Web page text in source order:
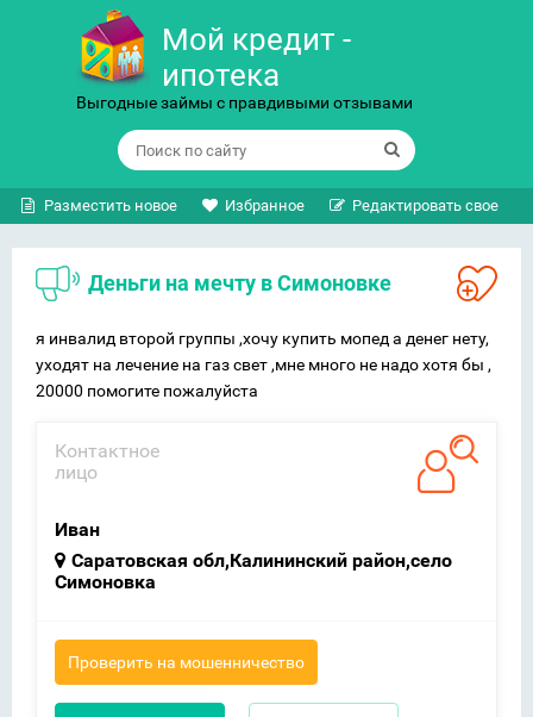
Мой кредит -
ипотека
Выгодные займы с правдивыми отзывами
Разместить новое Избранное Редактировать свое
деньги на мечту в Симоновке
я инвалид второй группы ,хочу купить мопед а денег нету,
уходят на лечение на газ свет ,мне много не надо хотя бы ,
20000 помогите пожалуйста
Контактное
лицо
Иван
Саратовская обл,Калининский район,село
Симоновка
Проверить на мошенничество